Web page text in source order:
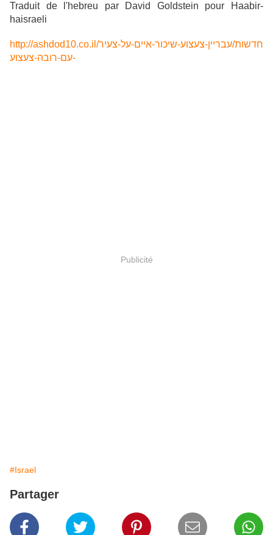
Traduit de l'hebreu par David Goldstein pour Haabir-
haisraeli
http://ashdod10.co.il/חדשות/עבריין-צעצוע-שיכור-איים-על-צעיר
-עם-רובה-צעצוע
Publicité
#Israel
Partager